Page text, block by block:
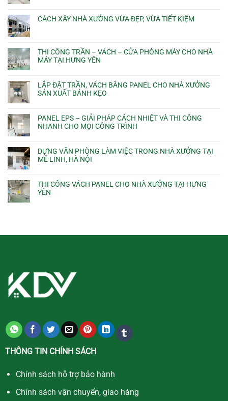
CÁCH XÂY NHÀ XƯỞNG VỪA ĐẸP, VỪA TIẾT KIỆM
THI CÔNG TRẦN – VÁCH – CỬA PHÒNG MÁY CHO NHÀ
MÁY TẠI HƯNG YÊN
LẮP ĐẶT TRẦN, VÁCH BẰNG PANEL CHO NHÀ XƯỞNG
SẢN XUẤT BÁNH KẸO
PANEL EPS – GIẢI PHÁP CÁCH NHIỆT VÀ THI CÔNG
NHANH CHO MỌI CÔNG TRÌNH
DỰNG VĂN PHÒNG LÀM VIỆC TRONG NHÀ XƯỞNG TẠI
MÊ LINH, HÀ NỘI
THI CÔNG VÁCH PANEL CHO NHÀ XƯỞNG TẠI HƯNG
YÊN
THÔNG TIN CHÍNH SÁCH
Chính sách hỗ trợ bảo hành
Chính sách vận chuyển, giao hàng